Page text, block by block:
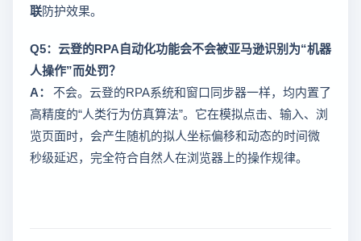
联防护效果。
Q5：云登的RPA自动化功能会不会被亚马逊识别为“机器
人操作”而处罚？
A： 不会。云登的RPA系统和窗口同步器一样，均内置了
高精度的“人类行为仿真算法”。它在模拟点击、输入、浏
览页面时，会产生随机的拟人坐标偏移和动态的时间微
秒级延迟，完全符合自然人在浏览器上的操作规律。